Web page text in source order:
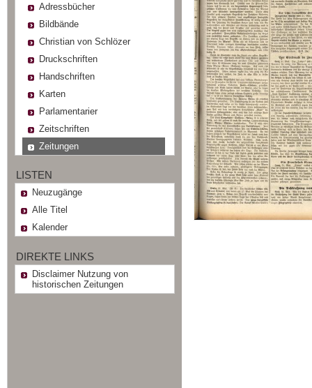
Adressbücher
Bildbände
Christian von Schlözer
Druckschriften
Handschriften
Karten
Parlamentarier
Zeitschriften
Zeitungen
LISTEN
Neuzugänge
Alle Titel
Kalender
DIREKTE LINKS
Disclaimer Nutzung von
historischen Zeitungen